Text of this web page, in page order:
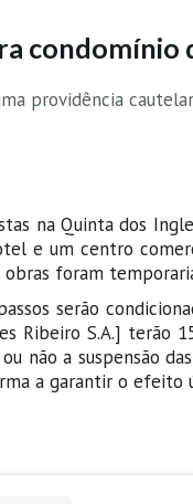
condomínio
providência
na Quinta dos
e um centro
obras foram
serão
Ribeiro S.A.] terão
não a suspensão
a garantir o efeito